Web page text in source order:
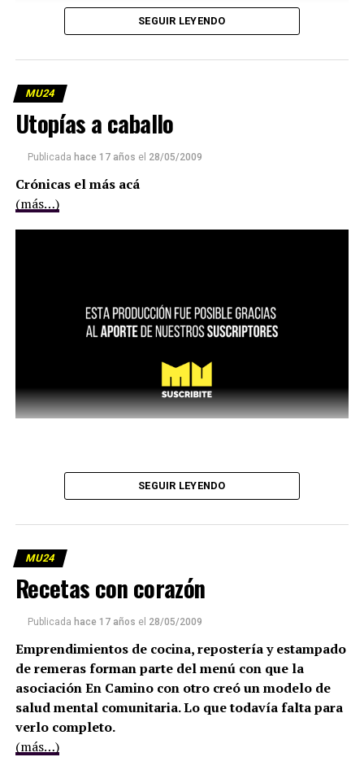
SEGUIR LEYENDO
MU24
Utopías a caballo
Publicada hace 17 años el 28/05/2009
Crónicas el más acá
(más…)
SEGUIR LEYENDO
MU24
Recetas con corazón
Publicada hace 17 años el 28/05/2009
Emprendimientos de cocina, repostería y estampado
de remeras forman parte del menú con que la
asociación En Camino con otro creó un modelo de
salud mental comunitaria. Lo que todavía falta para
verlo completo.
(más…)